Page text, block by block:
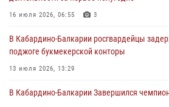
Кавказском федеральном округе Виталием
16 июля 2026, 06:55 3
В Кабардино-Балкарии росгвардейцы
поджоге букмекерской конторы
13 июля 2026, 13:29
В Кабардино-Балкарии Завершился